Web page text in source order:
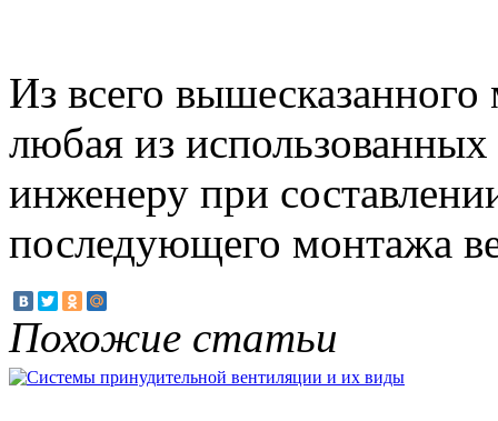
Из всего
любая из
инженеру при
последующего монтажа
Похожие статьи